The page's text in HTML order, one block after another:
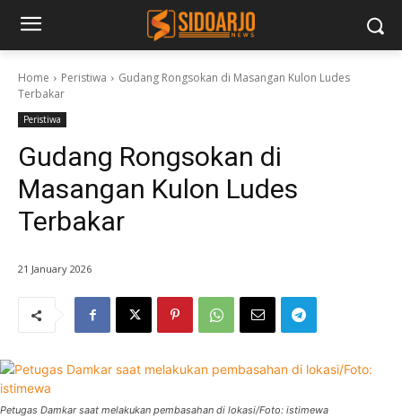
Home Peristiwa
Gudang Rongsokan di Masangan Kulon Ludes
Terbakar
Peristiwa
Gudang Rongsokan di
Masangan Kulon Ludes
Terbakar
21 January 2026
Petugas Damkar saat melakukan pembasahan di lokasi/Foto: istimewa